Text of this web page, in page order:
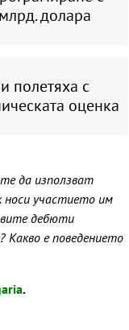
долара
полетяха с
оценка
да използват
носи участието им
дебюти
Какво е поведението
.